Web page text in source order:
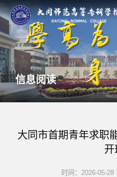
信息阅读
大同市首期青年求职
开
时间：2026-05-